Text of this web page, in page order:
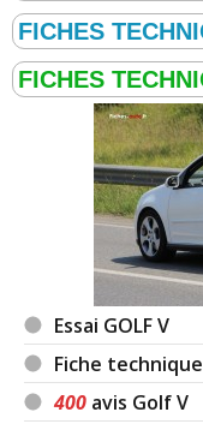
Essai GOLF V
Fiche technique
400 avis Golf V